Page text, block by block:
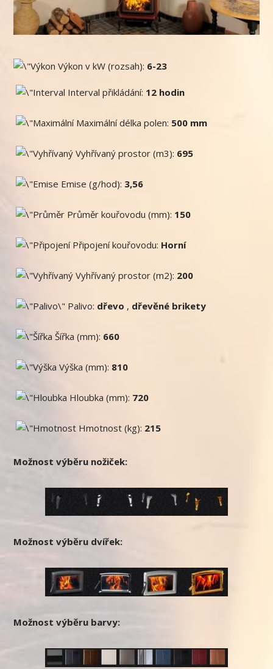
Výkon v kW (rozsah): 6-23
Interval přikládání: 12 hodin
Maximální délka polen: 500 mm
Vyhřívaný prostor (m3): 695
Emise (g/hod): 3,56
Průměr kouřovodu (mm): 150
Připojení kouřovodu: Horní
Vyhřívaný prostor (m2): 200
Palivo: dřevo , dřevěné brikety
Šířka (mm): 660
Výška (mm): 810
Hloubka (mm): 720
Hmotnost (kg): 215
Možnost výběru nožiček:
Možnost výběru dvířek:
Možnost výběru barvy: